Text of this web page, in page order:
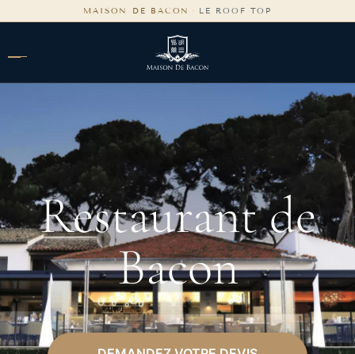
MAISON DE BACON · LE ROOF TOP
principal
Restaurant de
Bacon